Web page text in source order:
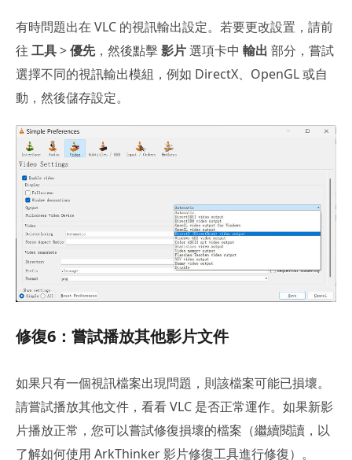
有時問題出在 VLC 的視訊輸出設定。若要更改設置，請前
往 工具>優先，然後點擊影片選項卡中 輸出 部分，嘗試
選擇不同的視訊輸出模組，例如 DirectX、OpenGL 或自
動，然後儲存設定。
修復6：嘗試播放其他影片文件
如果只有一個視訊檔案出現問題，則該檔案可能已損壞。
請嘗試播放其他文件，看看 VLC 是否正常運作。如果新影
片播放正常，您可以嘗試修復損壞的檔案（繼續閱讀，以
了解如何使用 ArkThinker 影片修復工具進行修復）。